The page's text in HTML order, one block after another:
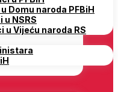
Domu naroda PFBiH
u NSRS
u Vijeću naroda RS